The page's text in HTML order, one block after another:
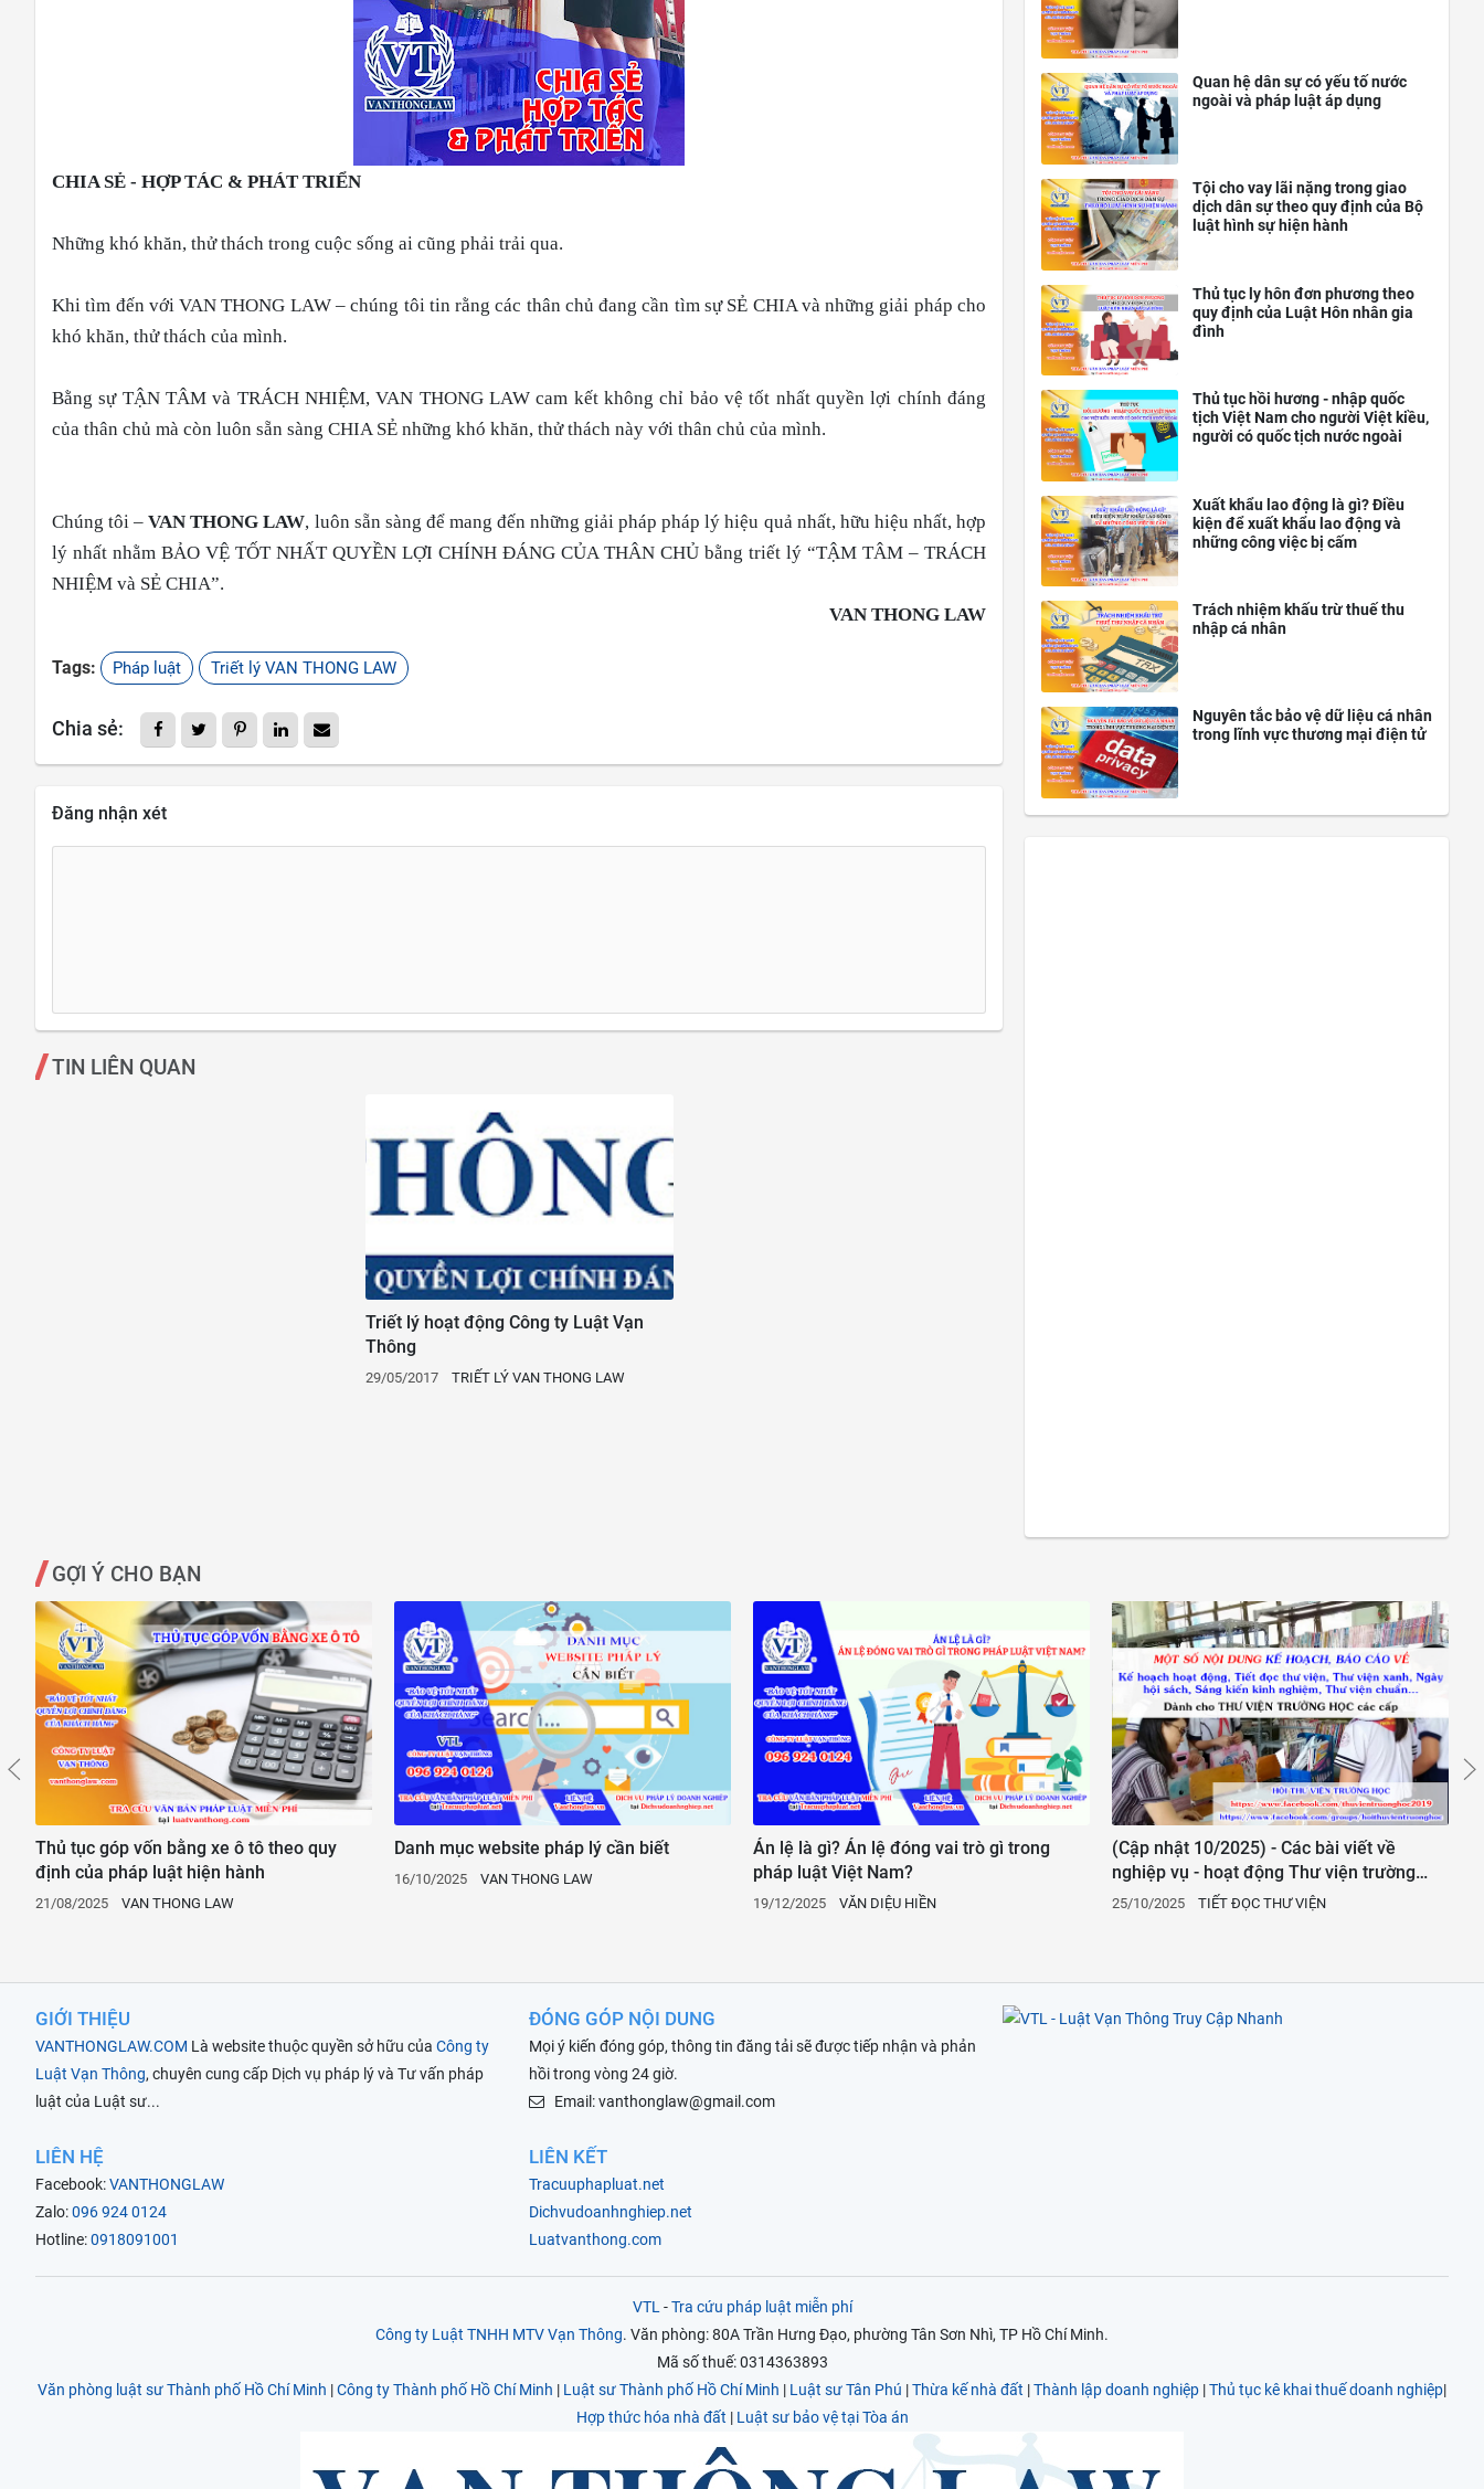
CHIA SẺ - HỢP TÁC & PHÁT TRIỂN
Những khó khăn, thử thách trong cuộc sống ai cũng phải trải qua.
Khi tìm đến với VAN THONG LAW – chúng tôi tin rằng các thân chủ đang cần tìm sự SẺ CHIA và những giải pháp cho
khó khăn, thử thách của mình.
Bằng sự TẬN TÂM và TRÁCH NHIỆM, VAN THONG LAW cam kết không chỉ bảo vệ tốt nhất quyền lợi chính đáng
của thân chủ mà còn luôn sẵn sàng CHIA SẺ những khó khăn, thử thách này với thân chủ của mình.
Chúng tôi –VAN THONG LAW, luôn sẵn sàng để mang đến những giải pháp pháp lý hiệu quả nhất, hữu hiệu nhất, hợp
lý nhất nhằm BẢO VỆ TỐT NHẤT QUYỀN LỢI CHÍNH ĐÁNG CỦA THÂN CHỦ bằng triết lý “TẬM TÂM – TRÁCH
NHIỆM và SẺ CHIA”.
VAN THONG LAW
Tags: Pháp luật Triết lý VAN THONG LAW
Chia sẻ:
Đăng nhận xét
TIN LIÊN QUAN
Triết lý hoạt động Công ty Luật Vạn
Thông
29/05/2017 TRIẾT LÝ VAN THONG LAW
Quan hệ dân sự có yếu tố nước
ngoài và pháp luật áp dụng
Tội cho vay lãi nặng trong giao
dịch dân sự theo quy định của Bộ
luật hình sự hiện hành
Thủ tục ly hôn đơn phương theo
quy định của Luật Hôn nhân gia
đình
Thủ tục hồi hương - nhập quốc
tịch Việt Nam cho người Việt kiều,
người có quốc tịch nước ngoài
Xuất khẩu lao động là gì? Điều
kiện để xuất khẩu lao động và
những công việc bị cấm
Trách nhiệm khấu trừ thuế thu
nhập cá nhân
Nguyên tắc bảo vệ dữ liệu cá nhân
trong lĩnh vực thương mại điện tử
GỢI Ý CHO BẠN
Thủ tục góp vốn bằng xe ô tô theo quy
định của pháp luật hiện hành
21/08/2025 VAN THONG LAW
Danh mục website pháp lý cần biết
16/10/2025 VAN THONG LAW
Án lệ là gì? Án lệ đóng vai trò gì trong
pháp luật Việt Nam?
19/12/2025 VĂN DIỆU HIỀN
(Cập nhật 10/2025) - Các bài viết về
nghiệp vụ - hoạt động Thư viện trường
học (Sáng kiến kinh nghiệm, Liên thông
25/10/2025 TIẾT ĐỌC THƯ VIỆN
GIỚI THIỆU
VANTHONGLAW.COM Là website thuộc quyền sở hữu của Công ty
Luật Vạn Thông, chuyên cung cấp Dịch vụ pháp lý và Tư vấn pháp
luật của Luật sư...
LIÊN HỆ
Facebook:VANTHONGLAW
Zalo:096 924 0124
Hotline:0918091001
ĐÓNG GÓP NỘI DUNG
Mọi ý kiến đóng góp, thông tin đăng tải sẽ được tiếp nhận và phản
hồi trong vòng 24 giờ.
Email: vanthonglaw@gmail.com
LIÊN KẾT
Tracuuphapluat.net
Dichvudoanhnghiep.net
Luatvanthong.com
VTL -Tra cứu pháp luật miễn phí
Công ty Luật TNHH MTV Vạn Thông. Văn phòng: 80A Trần Hưng Đạo, phường Tân Sơn Nhì, TP Hồ Chí Minh.
Mã số thuế: 0314363893
Văn phòng luật sư Thành phố Hồ Chí Minh |Công ty Thành phố Hồ Chí Minh | Luật sư Thành phố Hồ Chí Minh | Luật sư Tân Phú |Thừa kế nhà đất |Thành lập doanh nghiệp |Thủ tục kê khai thuế doanh nghiệp|
Hợp thức hóa nhà đất | Luật sư bảo vệ tại Tòa án